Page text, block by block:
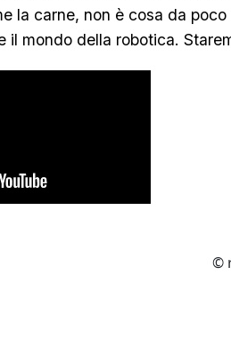
la carne, non è cosa da
il mondo della robotica.
©